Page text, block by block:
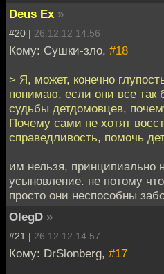
Deus Ex »
#20 | 26.12.12 14:56
Кому: Сушки-зло, #18
> Я, может, конечно
понимаю, если они все так
судьбы детдомовцев,
Почему сами не хотят
справедливость, помочь
им нельзя, принципиально
усыновление. не потому
просто они неспособны
OlegD »
#21 | 26.12.12 14:57
Кому: DrSlonberg, #17